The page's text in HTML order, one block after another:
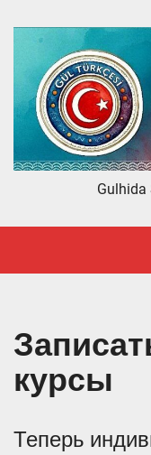
Gulhida
курсы
Теперь